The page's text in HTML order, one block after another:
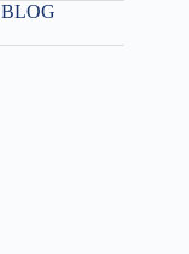
BLOG